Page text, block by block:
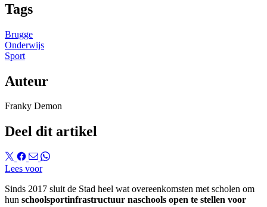
Tags
Brugge
Onderwijs
Sport
Auteur
Franky Demon
Deel dit artikel
Lees voor
Sinds 2017 sluit de Stad heel wat overeenkomsten met scholen om
hun schoolsportinfrastructuur naschools open te stellen voor